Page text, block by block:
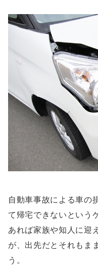
自動車事故による車の
て帰宅できないという
あれば家族や知人に迎
が、出先だとそれもま
う。